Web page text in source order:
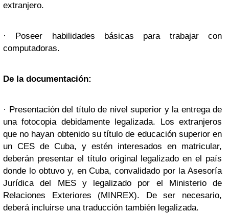
extranjero.
· Poseer habilidades básicas para trabajar con
computadoras.
De la documentación:
· Presentación del título de nivel superior y la entrega de
una fotocopia debidamente legalizada. Los extranjeros
que no hayan obtenido su título de educación superior en
un CES de Cuba, y estén interesados en matricular,
deberán presentar el título original legalizado en el país
donde lo obtuvo y, en Cuba, convalidado por la Asesoría
Jurídica del MES y legalizado por el Ministerio de
Relaciones Exteriores (MINREX). De ser necesario,
deberá incluirse una traducción también legalizada.